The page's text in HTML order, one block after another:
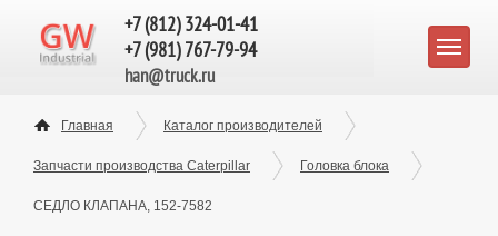
+7 (812) 324-01-41
+7 (981) 767-79-94
han@truck.ru
Главная Каталог производителей
Запчасти производства Caterpillar Головка блока
СЕДЛО КЛАПАНА, 152-7582